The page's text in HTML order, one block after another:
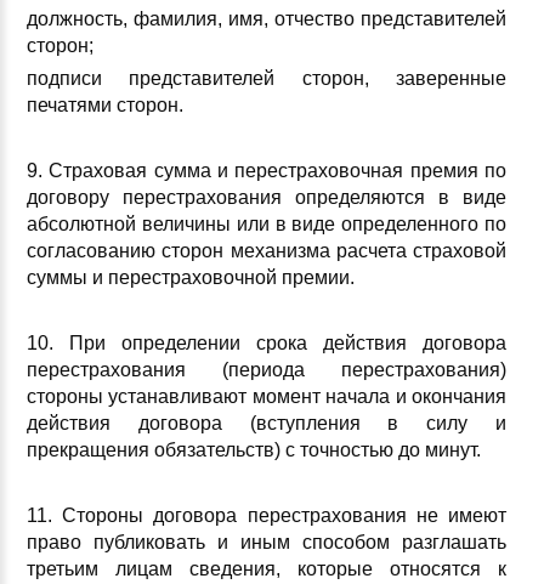
должность, фамилия, имя, отчество представителей
сторон;
подписи представителей сторон, заверенные
печатями сторон.
9. Страховая сумма и перестраховочная премия по
договору перестрахования определяются в виде
абсолютной величины или в виде определенного по
согласованию сторон механизма расчета страховой
суммы и перестраховочной премии.
10. При определении срока действия договора
перестрахования (периода перестрахования)
стороны устанавливают момент начала и окончания
действия договора (вступления в силу и
прекращения обязательств) с точностью до минут.
11. Стороны договора перестрахования не имеют
право публиковать и иным способом разглашать
третьим лицам сведения, которые относятся к